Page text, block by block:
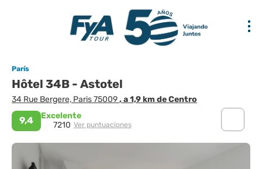
París
Hôtel 34B - Astotel
34 Rue Bergere, Paris 75009, a 1,9 km de Centro
9,4
Excelente
7210 Ver puntuaciones